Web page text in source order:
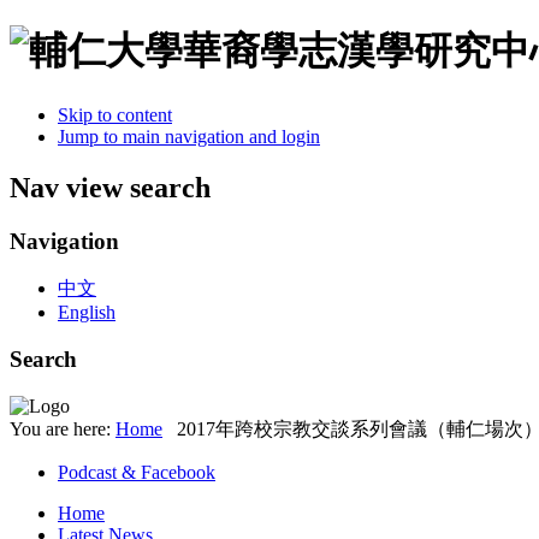
Skip to content
Jump to main navigation and login
Nav view search
Navigation
中文
English
Search
You are here: Home 2017年跨校宗教交談系列會議（輔仁場次
Podcast & Facebook
Home
Latest News